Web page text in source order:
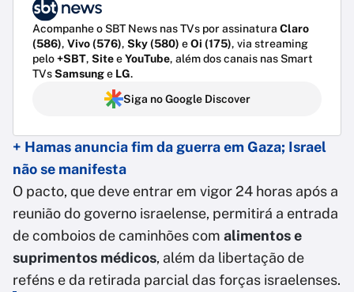
Acompanhe o SBT News nas TVs por assinatura Claro
(586), Vivo (576), Sky (580) eOi (175), via streaming
pelo+SBT, SiteeYouTube, além dos canais nas Smart
TVsSamsunge LG.
Siga no Google Discover
+ Hamas anuncia fim da guerra em Gaza; Israel
não se manifesta
O pacto, que deve entrar em vigor 24 horas após a
reunião do governo israelense, permitirá a entrada
de comboios de caminhões com alimentos e
suprimentos médicos, além da libertação de
reféns e da retirada parcial das forças israelenses.